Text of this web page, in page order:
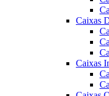
Caixas
Caixas